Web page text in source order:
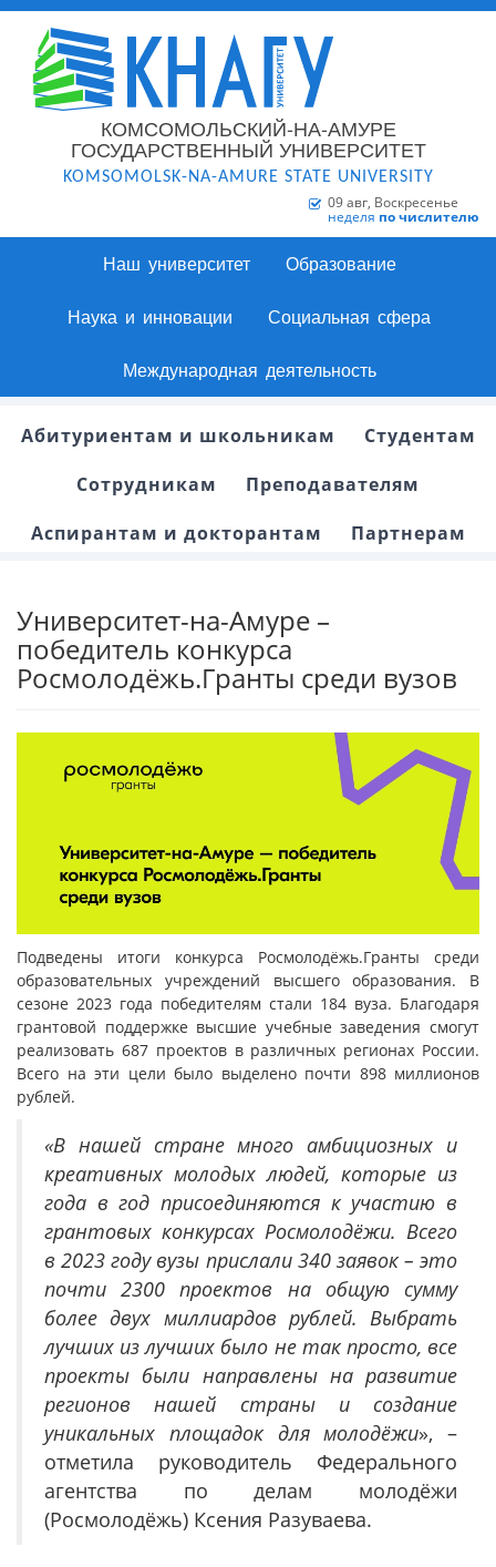
КОМСОМОЛЬСКИЙ-НА-АМУРЕ
ГОСУДАРСТВЕННЫЙ УНИВЕРСИТЕТ
KOMSOMOLSK-NA-AMURE STATE UNIVERSITY
09 авг, Воскресенье
неделя по числителю
Наш университет Образование
Наука и инновации Социальная сфера
Международная деятельность
Абитуриентам и школьникам
Студентам
Сотрудникам
Преподавателям
Аспирантам и докторантам
Партнерам
Университет-на-Амуре –
победитель конкурса
Росмолодёжь.Гранты среди вузов
Подведены итоги конкурса Росмолодёжь.Гранты среди
образовательных учреждений высшего образования. В
сезоне 2023 года победителям стали 184 вуза. Благодаря
грантовой поддержке высшие учебные заведения смогут
реализовать 687 проектов в различных регионах России.
Всего на эти цели было выделено почти 898 миллионов
рублей.
«В нашей стране много амбициозных и
креативных молодых людей, которые из
года в год присоединяются к участию в
грантовых конкурсах Росмолодёжи. Всего
в 2023 году вузы прислали 340 заявок – это
почти 2300 проектов на общую сумму
более двух миллиардов рублей. Выбрать
лучших из лучших было не так просто, все
проекты были направлены на развитие
регионов нашей страны и создание
уникальных площадок для молодёжи», –
отметила руководитель Федерального
агентства по делам молодёжи
(Росмолодёжь) Ксения Разуваева.